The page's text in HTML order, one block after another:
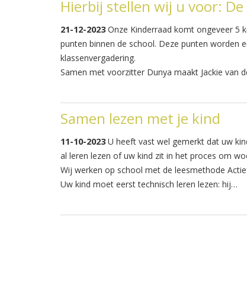
Hierbij stellen wij u voor:
21-12-2023Onze Kinderraad komt ongeveer 5
punten binnen de school. Deze punten worden
klassenvergadering.
Samen met voorzitter Dunya maakt Jackie van
Samen lezen met je kind
11-10-2023U heeft vast wel gemerkt dat uw
al leren lezen of uw kind zit in het proces om
Wij werken op school met de leesmethode
Uw kind moet eerst technisch leren lezen: hij…